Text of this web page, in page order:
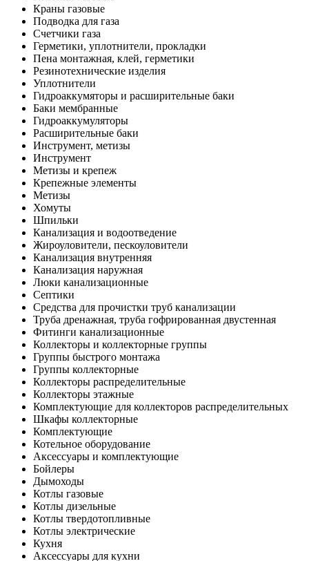
Краны газовые
Подводка для газа
Счетчики газа
Герметики, уплотнители, прокладки
Пена монтажная, клей, герметики
Резинотехнические изделия
Уплотнители
Гидроаккумяторы и расширительные баки
Баки мембранные
Гидроаккумуляторы
Расширительные баки
Инструмент, метизы
Инструмент
Метизы и крепеж
Крепежные элементы
Метизы
Хомуты
Шпильки
Канализация и водоотведение
Жироуловители, пескоуловители
Канализация внутренняя
Канализация наружная
Люки канализационные
Септики
Средства для прочистки труб канализации
Труба дренажная, труба гофрированная двустенная
Фитинги канализационные
Коллекторы и коллекторные группы
Группы быстрого монтажа
Группы коллекторные
Коллекторы распределительные
Коллекторы этажные
Комплектующие для коллекторов распределительных
Шкафы коллекторные
Комплектующие
Котельное оборудование
Аксессуары и комплектующие
Бойлеры
Дымоходы
Котлы газовые
Котлы дизельные
Котлы твердотопливные
Котлы электрические
Кухня
Аксессуары для кухни